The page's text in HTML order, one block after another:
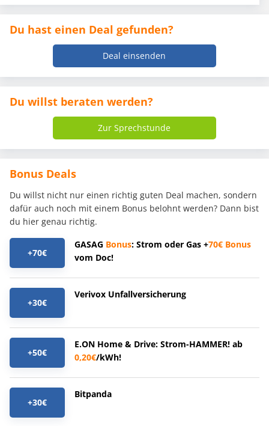
Du hast einen Deal gefunden?
Deal einsenden
Du willst beraten werden?
Zur Sprechstunde
Bonus Deals
Du willst nicht nur einen richtig guten Deal machen, sondern
dafür auch noch mit einem Bonus belohnt werden? Dann bist
du hier genau richtig.
+70€
GASAG Bonus: Strom oder Gas +70€ Bonus
vom Doc!
+30€
Verivox Unfallversicherung
+50€
E.ON Home & Drive: Strom-HAMMER! ab
0,20€/kWh!
+30€
Bitpanda